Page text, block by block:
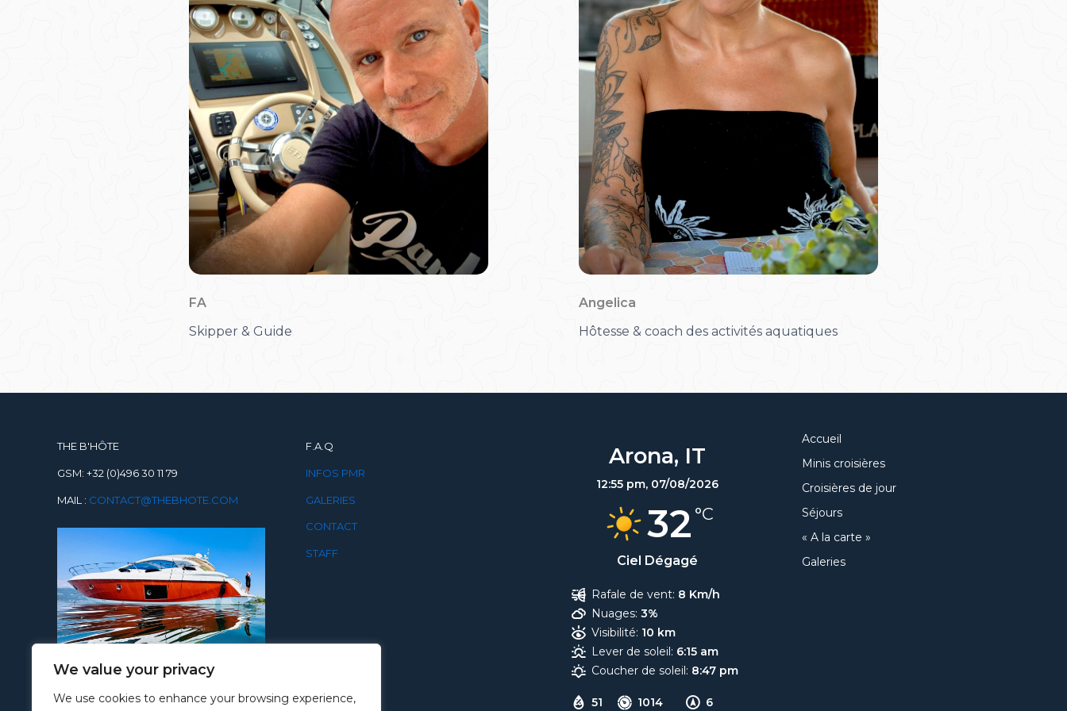
We value your privacy
We use cookies to enhance your browsing experience,
FA
Skipper & Guide
Angelica
Hôtesse & coach des activités aquatiques
THE B'HÔTE
GSM: +32 (0)496 30 11 79
MAIL : CONTACT@THEBHOTE.COM
F.A.Q
INFOS PMR
GALERIES
CONTACT
STAFF
Arona, IT
12:55 pm, 07/08/2026
32 °C
Ciel Dégagé
51 1014 6
Rafale de vent: 8 Km/h
Nuages: 3%
Visibilité: 10 km
Lever de soleil: 6:15 am
Coucher de soleil: 8:47 pm
Accueil
Minis croisières
Croisières de jour
Séjours
« A la carte »
Galeries